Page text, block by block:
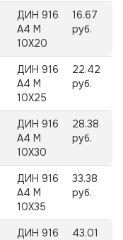
ДИН 916
А4 M
10X20
16.67
руб.
ДИН 916
А4 M
10X25
22.42
руб.
ДИН 916
А4 M
10X30
28.38
руб.
ДИН 916
А4 M
10X35
33.38
руб.
ДИН 916
43.01